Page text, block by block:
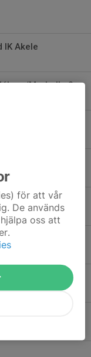
IK Akele
Tävlings- och träningsresa till Málaga/Marbella 2026
16 juni
för att vår
De används
oss att